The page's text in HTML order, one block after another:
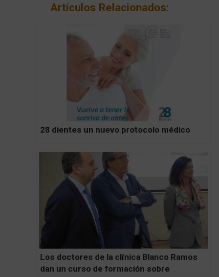
Artículos Relacionados:
28 dientes un nuevo protocolo médico
Los doctores de la clínica Blanco Ramos
dan un curso de formación sobre